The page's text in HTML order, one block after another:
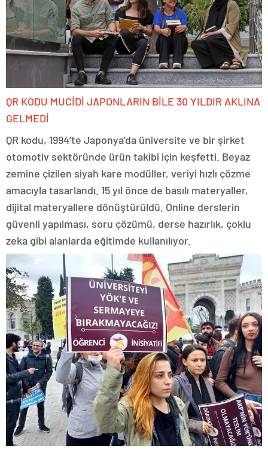
QR KODU MUCİDİ JAPONLARIN BİLE 30 YILDIR AKLINA
GELMEDİ
QR kodu, 1994’te Japonya’da üniversite ve bir şirket
otomotiv sektöründe ürün takibi için keşfetti. Beyaz
zemine çizilen siyah kare modüller, veriyi hızlı çözme
amacıyla tasarlandı. 15 yıl önce de basılı materyaller,
dijital materyallere dönüştürüldü. Online derslerin
güvenli yapılması, soru çözümü, derse hazırlık, çoklu
zeka gibi alanlarda eğitimde kullanılıyor.